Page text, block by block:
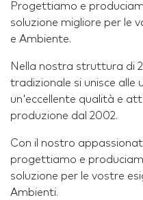
Progettiamo e
soluzione migliore per le
e Ambiente.
Nella nostra struttura di
tradizionale si unisce alle
un'eccellente qualità e
produzione dal 2002.
Con il nostro
progettiamo e
soluzione per le vostre
Ambienti.